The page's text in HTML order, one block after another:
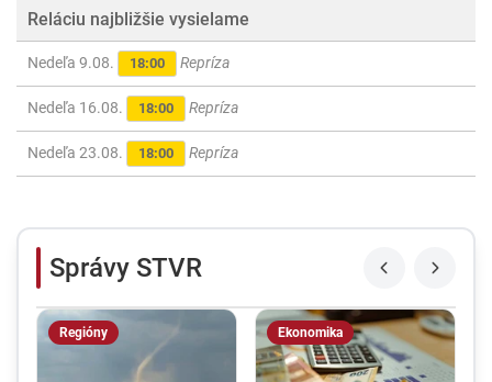
Reláciu najbližšie vysielame
Nedeľa 9.08. 18:00 Repríza
Nedeľa 16.08. 18:00 Repríza
Nedeľa 23.08. 18:00 Repríza
Správy STVR
Regióny Ekonomika